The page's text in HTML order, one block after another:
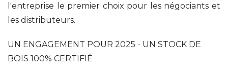
l'entreprise le premier choix pour les négociants et
les distributeurs.
UN ENGAGEMENT POUR 2025 - UN STOCK DE
BOIS 100% CERTIFIÉ